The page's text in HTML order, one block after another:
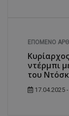
ΕΠΌΜΕΝΟ
ντέρμπι
του
17.04.2025